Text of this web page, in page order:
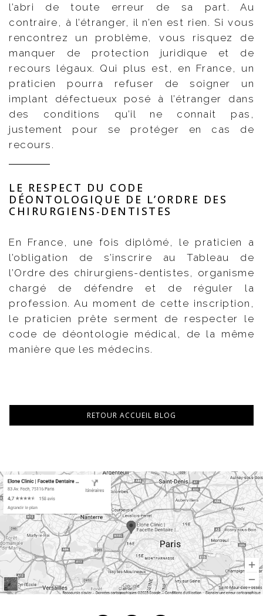
l’abri de toute erreur de sa part. Au
contraire, à l’étranger, il n’en est rien. Si vous
rencontrez un problème, vous risquez de
manquer de protection juridique et de
recours légaux. Qui plus est, en France, un
praticien pourra refuser de soigner un
implant défectueux posé à l’étranger dans
des conditions qu’il ne connait pas,
justement pour se protéger en cas de
recours.
LE RESPECT DU CODE
DÉONTOLOGIQUE DE L’ORDRE DES
CHIRURGIENS-DENTISTES
En France, une fois diplômé, le praticien a
l’obligation de s’inscrire au Tableau de
l’Ordre des chirurgiens-dentistes, organisme
chargé de défendre et de réguler la
profession. Au moment de cette inscription,
le praticien prête serment de respecter le
code de déontologie médical, de la même
manière que les médecins.
RETOUR ACCUEIL BLOG